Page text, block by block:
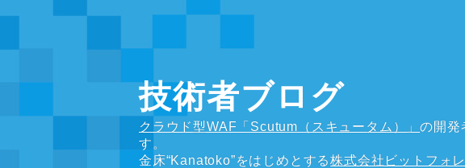
技術者ブログ
クラウド型WAF「Scutum（スキュータム）」の開発
す。
金床“Kanatoko”をはじめとする株式会社ビットフォ